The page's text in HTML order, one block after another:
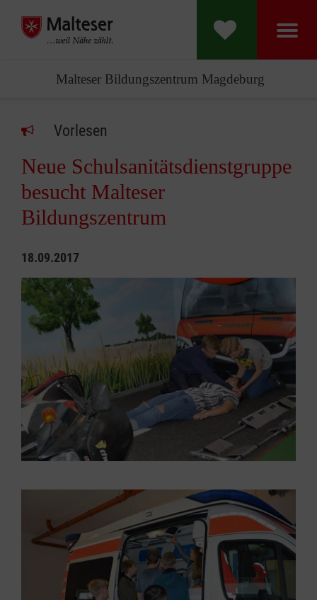
Malteser Bildungszentrum Magdeburg
Vorlesen
Neue Schulsanitätsdienstgruppe
besucht Malteser
Bildungszentrum
18.09.2017